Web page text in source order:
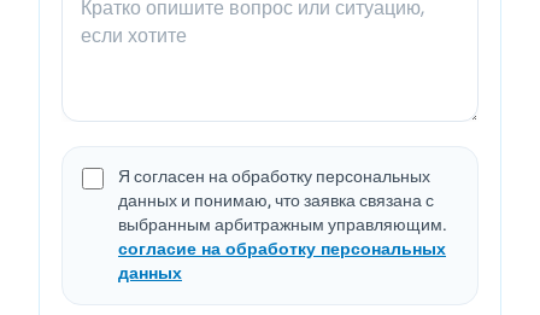
Я согласен на обработку персональных
данных и понимаю, что заявка связана с
выбранным арбитражным управляющим.
согласие на обработку персональных
данных